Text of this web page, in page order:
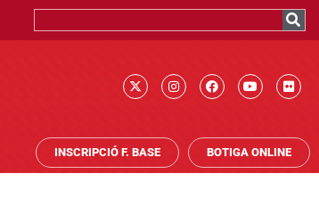
INSCRIPCIÓ F. BASE BOTIGA ONLINE